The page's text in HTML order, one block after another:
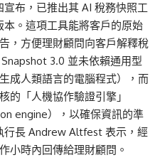
布，已推出其 AI 稅務快照工
。這項工具能將客戶的原始
，方便理財顧問向客戶解釋稅
3.0 並未依賴通用型
成人類語言的電腦程式），而
的「人機協作驗證引擎」
engine），以確保資訊的準
行長 Andrew Altfest 表示，經
小時內回傳給理財顧問。